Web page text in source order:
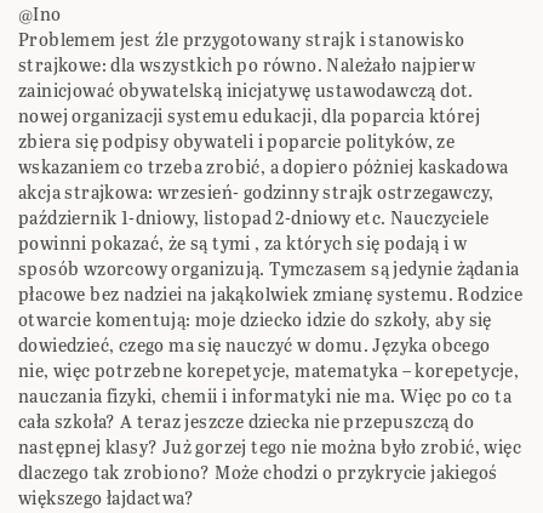
@Ino
Problemem jest źle przygotowany strajk i stanowisko
strajkowe: dla wszystkich po równo. Należało najpierw
zainicjować obywatelską inicjatywę ustawodawczą dot.
nowej organizacji systemu edukacji, dla poparcia której
zbiera się podpisy obywateli i poparcie polityków, ze
wskazaniem co trzeba zrobić, a dopiero póżniej kaskadowa
akcja strajkowa: wrzesień- godzinny strajk ostrzegawczy,
październik 1-dniowy, listopad 2-dniowy etc. Nauczyciele
powinni pokazać, że są tymi , za których się podają i w
sposób wzorcowy organizują. Tymczasem są jedynie żądania
płacowe bez nadziei na jakąkolwiek zmianę systemu. Rodzice
otwarcie komentują: moje dziecko idzie do szkoły, aby się
dowiedzieć, czego ma się nauczyć w domu. Języka obcego
nie, więc potrzebne korepetycje, matematyka – korepetycje,
nauczania fizyki, chemii i informatyki nie ma. Więc po co ta
cała szkoła? A teraz jeszcze dziecka nie przepuszczą do
następnej klasy? Już gorzej tego nie można było zrobić, więc
dlaczego tak zrobiono? Może chodzi o przykrycie jakiegoś
większego łajdactwa?